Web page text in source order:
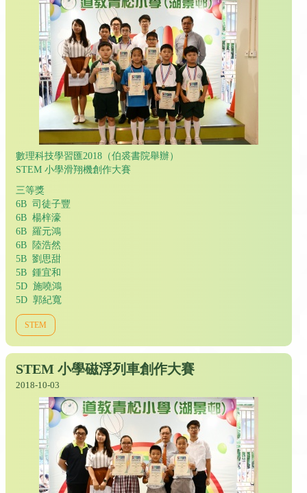
數理科技學習匯2018（伯裘書院舉辦）
STEM 小學滑翔機創作大賽
三等獎
6B 司徒子豐
6B 楊梓濠
6B 羅元鴻
6B 陸浩然
5B 劉思甜
5B 鍾宜和
5D 施嘵鴻
5D 郭紀寬
STEM
STEM 小學磁浮列車創作大賽
2018-10-03